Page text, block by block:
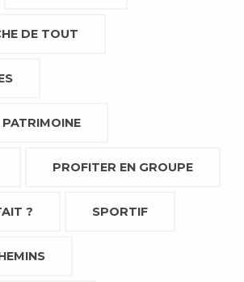
DE TOUT
PROFITER EN GROUPE
? SPORTIF